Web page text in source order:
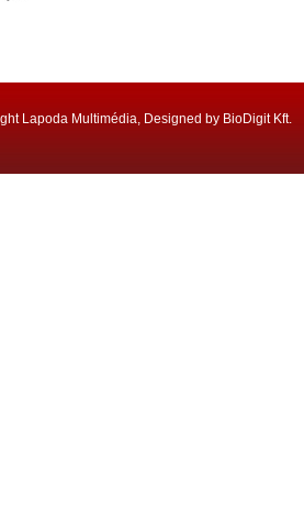
Lapoda Multimédia, Designed by BioDigit Kft.